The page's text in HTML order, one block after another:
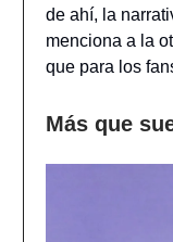
de ahí, la
menciona a la
que para los
Más que